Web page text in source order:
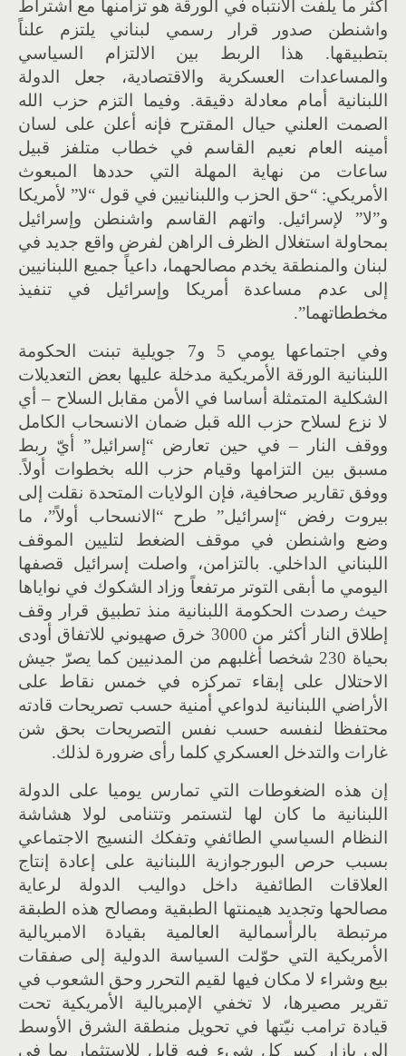
أكثر ما يلفت الانتباه في الورقة هو تزامنها مع اشتراط
واشنطن صدور قرار رسمي لبناني يلتزم علناً
بتطبيقها. هذا الربط بين الالتزام السياسي
والمساعدات العسكرية والاقتصادية، جعل الدولة
اللبنانية أمام معادلة دقيقة. وفيما التزم حزب الله
الصمت العلني حيال المقترح فإنه أعلن على لسان
أمينه العام نعيم القاسم في خطاب متلفز قبيل
ساعات من نهاية المهلة التي حددها المبعوث
الأمريكي: “حق الحزب واللبنانيين في قول “لا” لأمريكا
و”لا” لإسرائيل. واتهم القاسم واشنطن وإسرائيل
بمحاولة استغلال الظرف الراهن لفرض واقع جديد في
لبنان والمنطقة يخدم مصالحهما، داعياً جميع اللبنانيين
إلى عدم مساعدة أمريكا وإسرائيل في تنفيذ
مخططاتهما”.
وفي اجتماعها يومي 5 و7 جويلية تبنت الحكومة
اللبنانية الورقة الأمريكية مدخلة عليها بعض التعديلات
الشكلية المتمثلة أساسا في الأمن مقابل السلاح – أي
لا نزع لسلاح حزب الله قبل ضمان الانسحاب الكامل
ووقف النار – في حين تعارض “إسرائيل” أيّ ربط
مسبق بين التزامها وقيام حزب الله بخطوات أولاً.
ووفق تقارير صحافية، فإن الولايات المتحدة نقلت إلى
بيروت رفض “إسرائيل” طرح “الانسحاب أولاً”، ما
وضع واشنطن في موقف الضغط لتليين الموقف
اللبناني الداخلي. بالتزامن، واصلت إسرائيل قصفها
اليومي ما أبقى التوتر مرتفعاً وزاد الشكوك في نواياها
حيث رصدت الحكومة اللبنانية منذ تطبيق قرار وقف
إطلاق النار أكثر من 3000 خرق صهيوني للاتفاق أودى
بحياة 230 شخصا أغلبهم من المدنيين كما يصرّ جيش
الاحتلال على إبقاء تمركزه في خمس نقاط على
الأراضي اللبنانية لدواعي أمنية حسب تصريحات قادته
محتفظا لنفسه حسب نفس التصريحات بحق شن
غارات والتدخل العسكري كلما رأى ضرورة لذلك.
إن هذه الضغوطات التي تمارس يوميا على الدولة
اللبنانية ما كان لها لتستمر وتتنامى لولا هشاشة
النظام السياسي الطائفي وتفكك النسيج الاجتماعي
بسبب حرص البورجوازية اللبنانية على إعادة إنتاج
العلاقات الطائفية داخل دواليب الدولة لرعاية
مصالحها وتجديد هيمنتها الطبقية ومصالح هذه الطبقة
مرتبطة بالرأسمالية العالمية بقيادة الامبريالية
الأمريكية التي حوّلت السياسة الدولية إلى صفقات
بيع وشراء لا مكان فيها لقيم التحرر وحق الشعوب في
تقرير مصيرها، لا تخفي الإمبريالية الأمريكية تحت
قيادة ترامب نيّتها في تحويل منطقة الشرق الأوسط
إلى بازار كبير كل شيء فيه قابل للاستثمار بما في